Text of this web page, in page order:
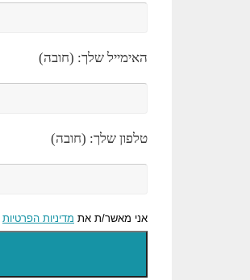
האימייל שלך: (חובה)
טלפון שלך: (חובה)
אני מאשר/ת את מדיניות הפרטיות